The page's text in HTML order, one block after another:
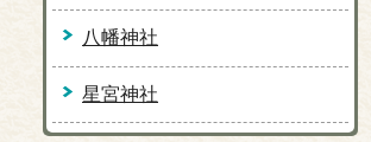
八幡神社
星宮神社